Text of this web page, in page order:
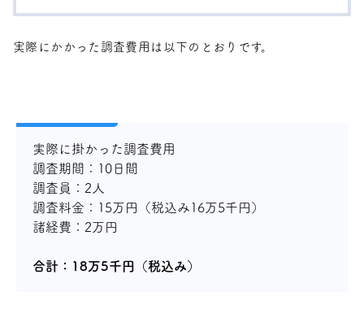
実際にかかった調査費用は以下のとおりです。
実際に掛かった調査費用
調査期間：10日間
調査員：2人
調査料金：15万円（税込み16万5千円）
諸経費：2万円
合計：18万5千円（税込み）